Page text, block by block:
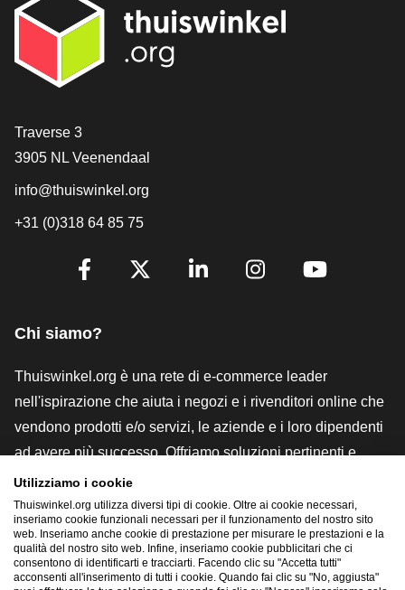
[_General:Contact]
Traverse 3
3905 NL Veenendaal
info@thuiswinkel.org
+31 (0)318 64 85 75
[_General:SocialMediaTitle]
Chi siamo?
Thuiswinkel.org è una rete di e-commerce leader
nell'ispirazione che aiuta i negozi e i rivenditori online che
vendono prodotti e/o servizi, le aziende e i loro dipendenti
ad avere più successo. Offriamo soluzioni pertinenti e
pratiche con vari marchi di fiducia, recensioni Thuiswinkel,
strumenti e consulenze legali, advocacy, ricerche di
mercato e disponiamo di una nostra piattaforma formativa,
la Thuiswinkel e-Academy.
Utilizziamo i cookie
Thuiswinkel.org utilizza diversi tipi di cookie. Oltre ai cookie necessari,
inseriamo cookie funzionali necessari per il funzionamento del nostro sito
web. Inseriamo anche cookie di prestazione per misurare le prestazioni e la
qualità del nostro sito web. Infine, inseriamo cookie pubblicitari che ci
consentono di identificarti e tracciarti. Facendo clic su "Accetta tutti"
acconsenti all'inserimento di tutti i cookie. Quando fai clic su "No, aggiusta"